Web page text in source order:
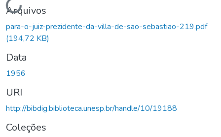
Arquivos
para-o-juiz-prezidente-da-villa-de-sao-sebastiao-219.pdf
(194,72 KB)
Data
1956
URI
http://bibdig.biblioteca.unesp.br/handle/10/19188
Coleções